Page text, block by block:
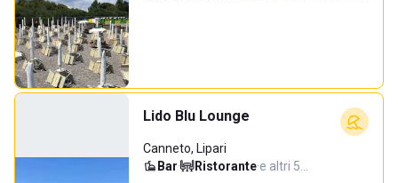
Lido Blu Lounge
Canneto, Lipari
Bar· Ristorante·e altri 5…